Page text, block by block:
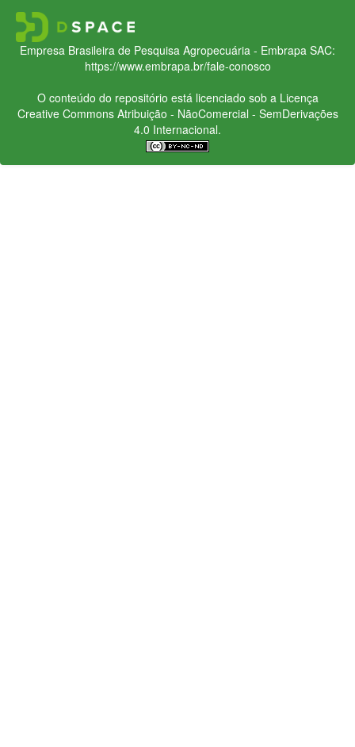
Empresa Brasileira de Pesquisa Agropecuária - Embrapa SAC:
https://www.embrapa.br/fale-conosco
O conteúdo do repositório está licenciado sob a Licença
Creative CommonsAtribuição - NãoComercial - SemDerivações
4.0 Internacional.